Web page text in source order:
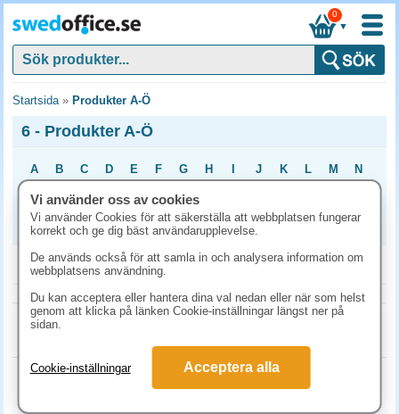
▼
0
Startsida» Produkter A-Ö
6 - Produkter A-Ö
A B C D E F G H J K L M
N
O
P Q R S T U
0
1 2 3 4 5 6 7 8 9
6
Visar0produkter av
Vi använder oss av cookies
Vi använder Cookies för att säkerställa att webbplatsen fungerar
korrekt och ge dig bäst användarupplevelse.
De används också för att samla in och analysera information om
webbplatsens användning.
Du kan acceptera eller hantera dina val nedan eller när som helst
genom att klicka på länken Cookie-inställningar längst ner på
sidan.
Cookie-inställningar Acceptera alla